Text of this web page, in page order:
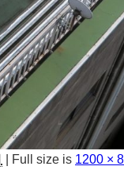
Full size is 1200 ×